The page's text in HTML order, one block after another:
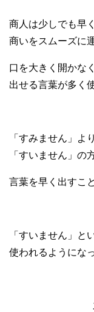
商人は少しでも早
商いをスムーズに
口を大きく開かな
出せる言葉が多く
「すみません」より
「すいません」の
言葉を早く出すこ
「すいません」と
使われるようにな